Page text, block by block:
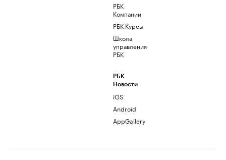
РБК
Компании
РБК Курсы
Школа
управления
РБК
РБК
Новости
iOS
Android
AppGallery